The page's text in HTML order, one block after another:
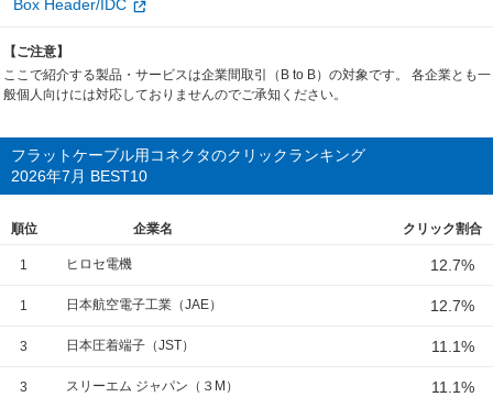
Box Header/IDC
【ご注意】
ここで紹介する製品・サービスは企業間取引（B to B）の対象です。 各企業とも一
般個人向けには対応しておりませんのでご承知ください。
フラットケーブル用コネクタのクリックランキング
2026年7月 BEST10
順位 企業名 クリック割合
1 ヒロセ電機 12.7%
1 日本航空電子工業（JAE） 12.7%
3 日本圧着端子（JST） 11.1%
3 スリーエム ジャパン（３M） 11.1%